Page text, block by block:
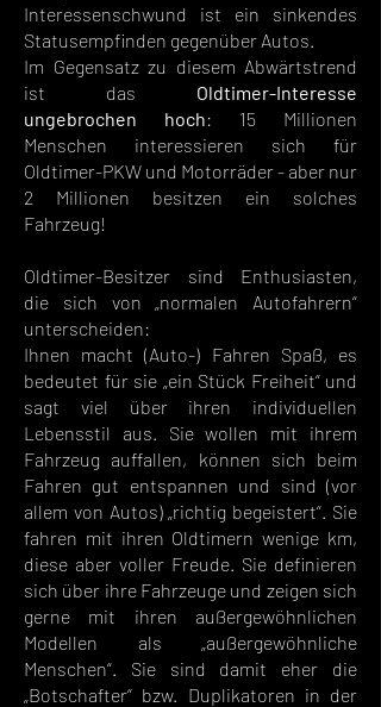
Interessenschwund ist ein sinkendes
Statusempfinden gegenüber Autos.
Im Gegensatz zu diesem Abwärtstrend
ist das Oldtimer-Interesse
ungebrochen hoch: 15 Millionen
Menschen interessieren sich für
Oldtimer-PKW und Motorräder - aber nur
2 Millionen besitzen ein solches
Fahrzeug!
Oldtimer-Besitzer sind Enthusiasten,
die sich von „normalen Autofahrern“
unterscheiden:
Ihnen macht (Auto-) Fahren Spaß, es
bedeutet für sie „ein Stück Freiheit“ und
sagt viel über ihren individuellen
Lebensstil aus. Sie wollen mit ihrem
Fahrzeug auffallen, können sich beim
Fahren gut entspannen und sind (vor
allem von Autos) „richtig begeistert“. Sie
fahren mit ihren Oldtimern wenige km,
diese aber voller Freude. Sie definieren
sich über ihre Fahrzeuge und zeigen sich
gerne mit ihren außergewöhnlichen
Modellen als „außergewöhnliche
Menschen“. Sie sind damit eher die
„Botschafter“ bzw. Duplikatoren in der